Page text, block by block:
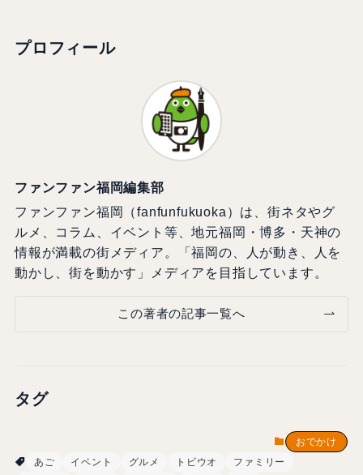
プロフィール
ファンファン福岡編集部
ファンファン福岡（fanfunfukuoka）は、街ネタやグ
ルメ、コラム、イベント等、地元福岡・博多・天神の
情報が満載の街メディア。「福岡の、人が動き、人を
動かし、街を動かす」メディアを目指しています。
この著者の記事一覧へ
タグ
おでかけ
あご
イベント グルメ トビウオ
ファミリー